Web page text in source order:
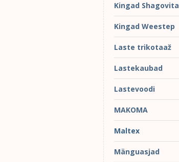
Kingad Shagovita
Kingad Weestep
Laste trikotaaž
Lastekaubad
Lastevoodi
MAKOMA
Maltex
Mänguasjad